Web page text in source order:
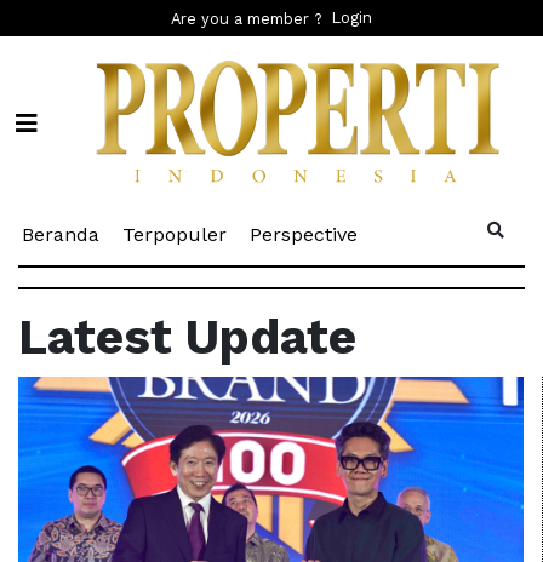
Are you a member ? Login
Beranda (current)
Terpopuler(current)
Perspective
Latest Update